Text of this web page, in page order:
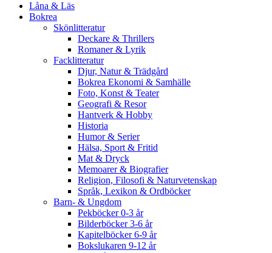
Låna & Läs
Bokrea
Skönlitteratur
Deckare & Thrillers
Romaner & Lyrik
Facklitteratur
Djur, Natur & Trädgård
Bokrea Ekonomi & Samhälle
Foto, Konst & Teater
Geografi & Resor
Hantverk & Hobby
Historia
Humor & Serier
Hälsa, Sport & Fritid
Mat & Dryck
Memoarer & Biografier
Religion, Filosofi & Naturvetenskap
Språk, Lexikon & Ordböcker
Barn- & Ungdom
Pekböcker 0-3 år
Bilderböcker 3-6 år
Kapitelböcker 6-9 år
Bokslukaren 9-12 år